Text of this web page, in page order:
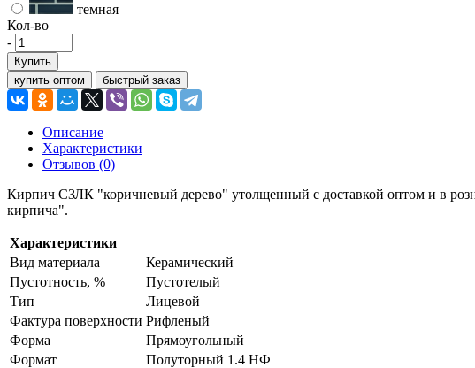
темная
Кол-во
-
+
Купить
купить оптом
быстрый заказ
Описание
Характеристики
Отзывов (0)
Кирпич СЗЛК "коричневый дерево" утолщенный с доставкой оптом и в
кирпича".
Характеристики
Вид материала
Керамический
Пустотность, %
Пустотелый
Тип
Лицевой
Фактура поверхности Рифленый
Форма
Прямоугольный
Формат
Полуторный 1.4 НФ